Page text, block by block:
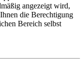
angezeigt wird,
die Berechtigung
Bereich selbst